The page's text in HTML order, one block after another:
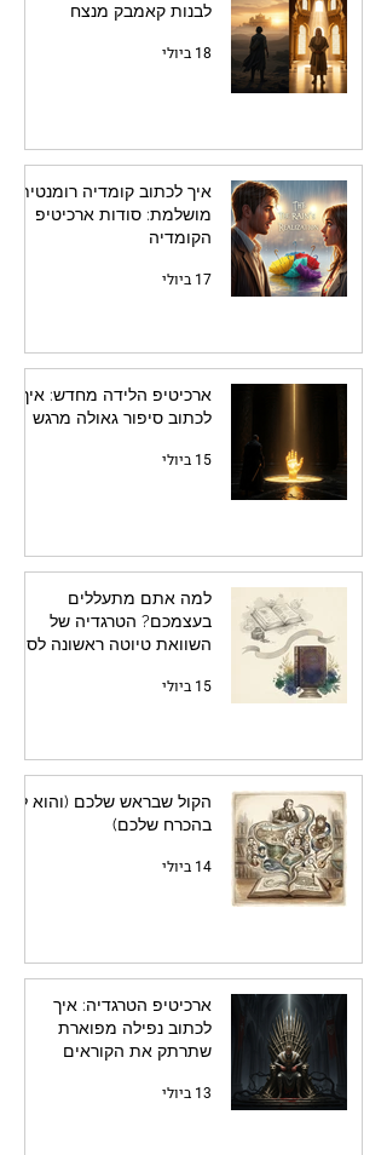
לבנות קאמבק מנצח
18 ביולי
איך לכתוב קומדיה רומנטית
מושלמת: סודות ארכיטיפ
הקומדיה
17 ביולי
ארכיטיפ הלידה מחדש: איך
לכתוב סיפור גאולה מרגש
15 ביולי
למה אתם מתעללים
בעצמכם? הטרגדיה של
השוואת טיוטה ראשונה לספר
15 ביולי
הקול שבראש שלכם (והוא לא
בהכרח שלכם)
14 ביולי
ארכיטיפ הטרגדיה: איך
לכתוב נפילה מפוארת
שתרתק את הקוראים
13 ביולי